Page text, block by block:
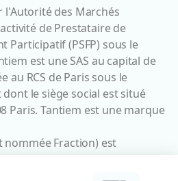
l'Autorité des Marchés
de Prestataire de
Participatif (PSFP) sous le
est une SAS au capital de
au RCS de Paris sous le
le siège social est situé
Paris. Tantiem est une marque
nommée Fraction) est
REGAFI N° 732543 par
et de Résolution (ACPR)